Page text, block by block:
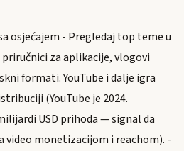
osjećajem - Pregledaj top teme u
za aplikacije, vlogovi
formati. YouTube i dalje igra
(YouTube je 2024.
USD prihoda — signal da
monetizacijom i reachom). -